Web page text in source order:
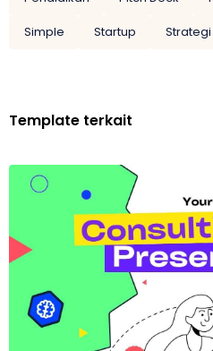
Simple
Startup Strategi
Template terkait